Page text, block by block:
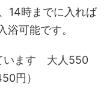
14時までに入れば
可能です。
います 大人550
円）